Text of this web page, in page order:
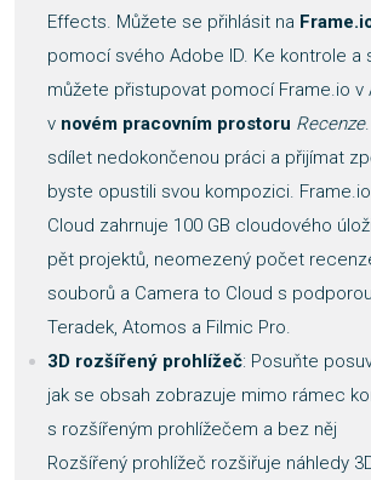
Effects. Můžete se přihlásit na
pomocí svého Adobe ID. Ke kontrole a
můžete přistupovat pomocí Frame.io v
v novém pracovním prostoru Recenze
sdílet nedokončenou práci a přijímat
byste opustili svou kompozici.
Cloud zahrnuje 100 GB cloudového
pět projektů, neomezený počet
souborů a Camera to Cloud s
Teradek, Atomos a Filmic Pro.
3D rozšířený prohlížeč: Posuňte
jak se obsah zobrazuje mimo rámec
s rozšířeným prohlížečem a bez něj
Rozšířený prohlížeč rozšiřuje náhledy